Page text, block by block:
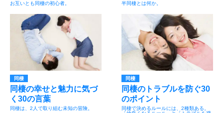
お互いとも同棲の初心者。 半同棲とは何か。
同棲
同棲の幸せと魅力に気づ
く30の言葉
同棲は、2人で取り組む未知の冒険。
同棲
同棲のトラブルを防ぐ30
のポイント
同棲で決めるルールには、2種類ある。